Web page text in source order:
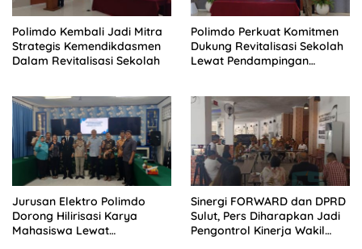
Polimdo Kembali Jadi Mitra
Strategis Kemendikdasmen
Dalam Revitalisasi Sekolah
Polimdo Perkuat Komitmen
Dukung Revitalisasi Sekolah
Lewat Pendampingan
Jurusan Elektro Polimdo
Dorong Hilirisasi Karya
Mahasiswa Lewat
Sinergi FORWARD dan DPRD
Sulut, Pers Diharapkan Jadi
Pengontrol Kinerja Wakil